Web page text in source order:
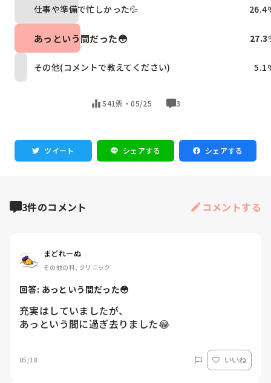
仕事や準備で忙しかった💦 26.4
あっという間だった😳 27.3
その他(コメントで教えてください) 5.1
541票・05/25 3
ツイート シェアする シェアする
3件のコメント コメントする
まどれーぬ
その他の科, クリニック
回答: あっという間だった😳
充実はしていましたが、
あっという間に過ぎ去りました😂
05/18 いいね